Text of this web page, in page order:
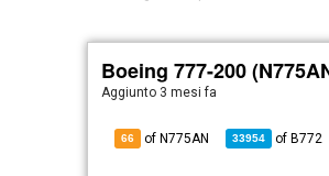
Boeing 777-200
Aggiunto 3 mesi fa
66 of N775AN 33954 of B772